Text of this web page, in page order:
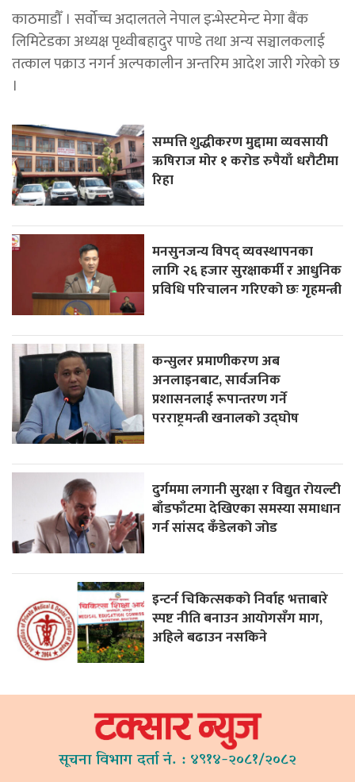
काठमाडौँ । सर्वोच्च अदालतले नेपाल इन्भेस्टमेन्ट मेगा बैंक
लिमिटेडका अध्यक्ष पृथ्वीबहादुर पाण्डे तथा अन्य सञ्चालकलाई
तत्काल पक्राउ नगर्न अल्पकालीन अन्तरिम आदेश जारी गरेको छ
।
सम्पत्ति शुद्धीकरण मुद्दामा व्यवसायी
ऋषिराज मोर १ करोड रुपैयाँ धरौटीमा
रिहा
मनसुनजन्य विपद् व्यवस्थापनका
लागि २६ हजार सुरक्षाकर्मी र आधुनिक
प्रविधि परिचालन गरिएको छः गृहमन्त्री
कन्सुलर प्रमाणीकरण अब
अनलाइनबाट, सार्वजनिक
प्रशासनलाई रूपान्तरण गर्ने
परराष्ट्रमन्त्री खनालको उद्घोष
दुर्गममा लगानी सुरक्षा र विद्युत रोयल्टी
बाँडफाँटमा देखिएका समस्या समाधान
गर्न सांसद कँडेलको जोड
इन्टर्न चिकित्सकको निर्वाह भत्ताबारे
स्पष्ट नीति बनाउन आयोगसँग माग,
अहिले बढाउन नसकिने
सूचना विभाग दर्ता नं. : ४९१४-२०८१/२०८२